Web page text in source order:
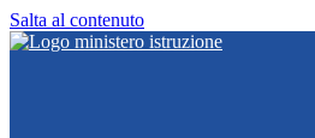
Salta al contenuto